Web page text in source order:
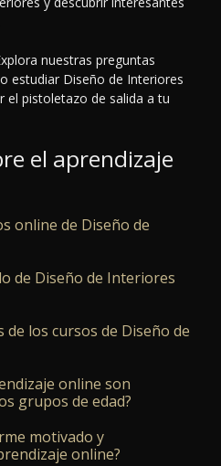
nuestras preguntas
estudiar Diseño de Interiores
el pistoletazo de salida a tu
el aprendizaje
online de Diseño de
de Diseño de Interiores
de los cursos de Diseño de
online son
grupos de edad?
motivado y
online?